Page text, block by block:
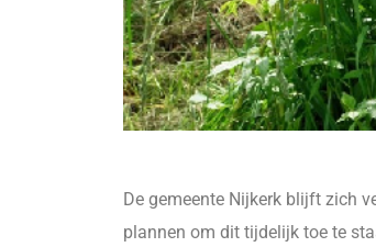
De gemeente Nijkerk blijft zich
plannen om dit tijdelijk toe te